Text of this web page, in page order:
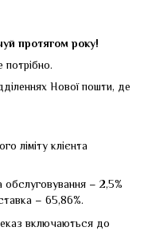
протягом року!
потрібно.
Нової пошти, де
ліміту клієнта
обслуговування – 2,5%
– 65,86%.
включаються до